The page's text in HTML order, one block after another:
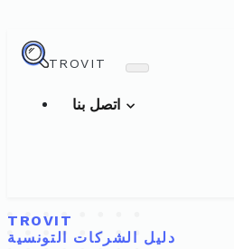
TROVIT
TROVIT
دليل الشركات التونسية